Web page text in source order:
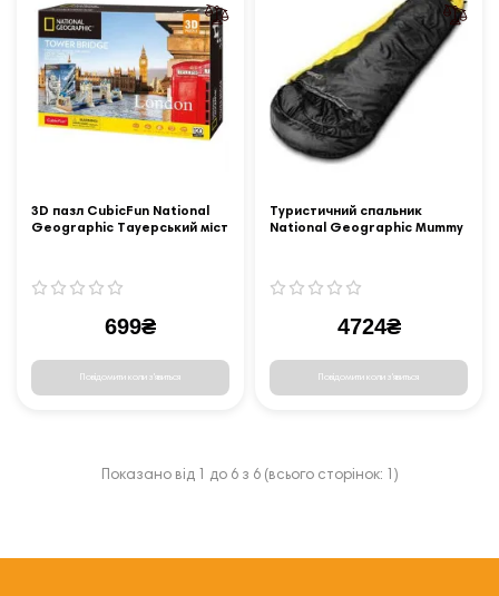
3D пазл CubicFun National
Geographic Тауерський міст
699₴
Повідомити коли з'явиться
Туристичний спальник
National Geographic Mummy
4724₴
Повідомити коли з'явиться
Показано від 1 до 6 з 6 (всього сторінок: 1)